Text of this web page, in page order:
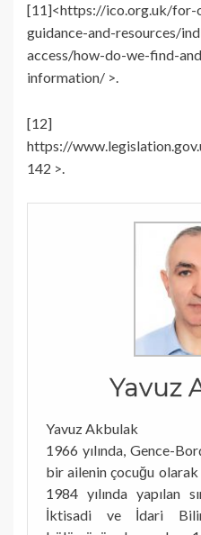
[11]<https://ico.org.uk/for-
guidance-and-resources/
access/how-do-we-find-
information/ >.
https://
142 >.
Yavuz
Yavuz Akbulak
1966 yılında, Gence-
bir ailenin çocuğu olarak
1984 yılında yapılan
İktisadi ve İdari